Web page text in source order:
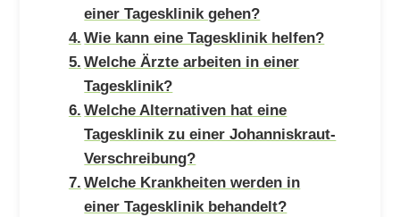
einer Tagesklinik gehen?
Wie kann eine Tagesklinik helfen?
Welche Ärzte arbeiten in einer
Tagesklinik?
Welche Alternativen hat eine
Tagesklinik zu einer Johanniskraut-
Verschreibung?
Welche Krankheiten werden in
einer Tagesklinik behandelt?